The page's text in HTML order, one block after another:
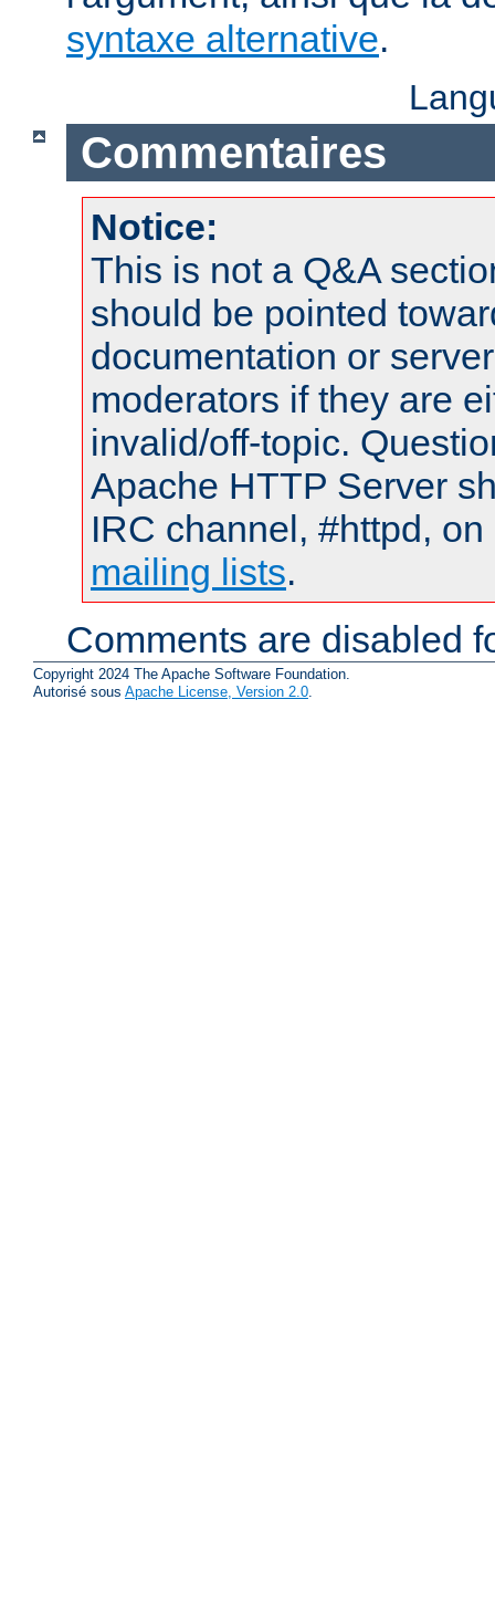
syntaxe alternative.
Commentaires
Notice:
This is not a Q&A
should be pointed
documentation or
moderators if they are
invalid/off-topic.
Apache HTTP Server
IRC channel, #httpd,
mailing lists.
Comments are disabled
Copyright 2024 The Apache Software Foundation.
Autorisé sous Apache License, Version 2.0